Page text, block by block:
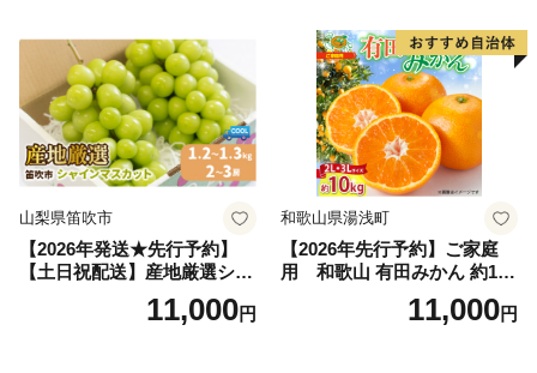
果肉 長野県産 小諸市
山梨県笛吹市
【2026年発送★先行予約】
【土日祝配送】産地厳選シャ
インマスカット1.2kg～1.3kg
（2房～3房）※沖縄・離島配
11,000円
和歌山県湯浅町
【2026年先行予約】ご家庭
用 和歌山 有田みかん 約10k
g (2L、3Lサイズ)【湯浅町】
11,000円